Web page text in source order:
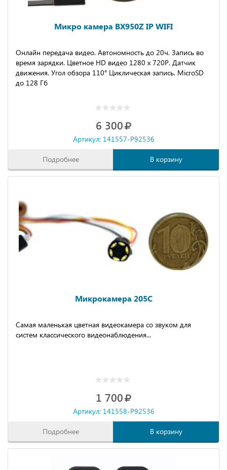
Микро камера BX950Z IP WIFI
Онлайн передача видео. Автономность до 20ч. Запись во
время зарядки. Цветное HD видео 1280 х 720P. Датчик
движения. Угол обзора 110° Циклическая запись. MicroSD
до 128 Гб
6 300
Артикул: 141557-P92536
Подробнее В корзину
Микрокамера 205C
Самая маленькая цветная видеокамера со звуком для
систем классического видеонаблюдения...
1 700
Артикул: 141558-P92536
Подробнее В корзину